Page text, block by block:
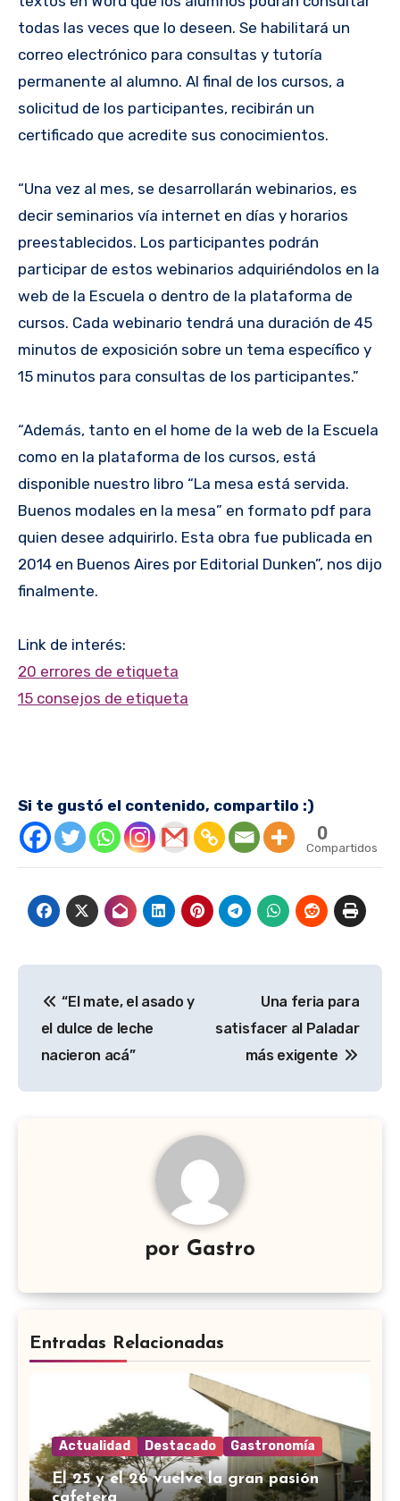
todas las veces que lo deseen. Se habilitará un
correo electrónico para consultas y tutoría
permanente al alumno. Al final de los cursos, a
solicitud de los participantes, recibirán un
certificado que acredite sus conocimientos.
“Una vez al mes, se desarrollarán webinarios, es
decir seminarios vía internet en días y horarios
preestablecidos. Los participantes podrán
participar de estos webinarios adquiriéndolos en la
web de la Escuela o dentro de la plataforma de
cursos. Cada webinario tendrá una duración de 45
minutos de exposición sobre un tema específico y
15 minutos para consultas de los participantes.”
“Además, tanto en el home de la web de la Escuela
como en la plataforma de los cursos, está
disponible nuestro libro “La mesa está servida.
Buenos modales en la mesa” en formato pdf para
quien desee adquirirlo. Esta obra fue publicada en
2014 en Buenos Aires por Editorial Dunken”, nos dijo
finalmente.
Link de interés:
20 errores de etiqueta
15 consejos de etiqueta
Si te gustó el contenido, compartilo :)
0
Compartidos
de
entradas
“El mate, el asado y
el dulce de leche
nacieron acá”
Una feria para
satisfacer al Paladar
más exigente
por Gastro
Entradas Relacionadas
Actualidad Destacado Gastronomía
El 25 y el 26 vuelve la gran pasión